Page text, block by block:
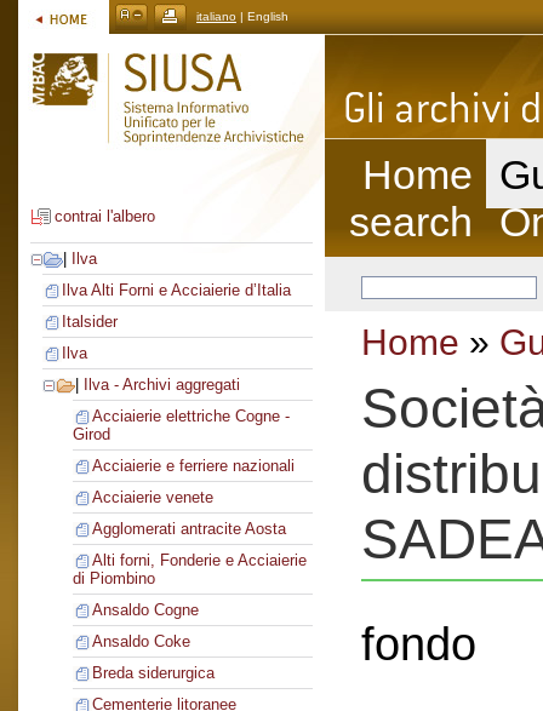
italiano | English
contrai l'albero
Ilva
Ilva Alti Forni e Acciaierie d’Italia
Italsider
Ilva
Ilva - Archivi aggregati
Acciaierie elettriche Cogne -
Girod
Acciaierie e ferriere nazionali
Acciaierie venete
Agglomerati antracite Aosta
Alti forni, Fonderie e Acciaierie
di Piombino
Ansaldo Cogne
Ansaldo Coke
Breda siderurgica
Cementerie litoranee
Home
search
Home »
fondo